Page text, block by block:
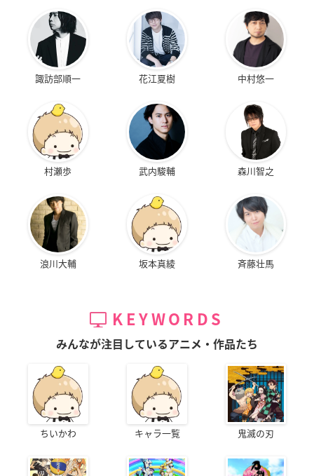
諏訪部順一 花江夏樹 中村悠一
村瀬歩 武内駿輔 森川智之
浪川大輔 坂本真綾 斉藤壮馬
KEYWORDS
みんなが注目しているアニメ・作品たち
ちいかわ キャラ一覧 鬼滅の刃